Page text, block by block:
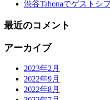
渋谷Tahonaでゲストシ
最近のコメント
アーカイブ
2023年2月
2022年9月
2022年8月